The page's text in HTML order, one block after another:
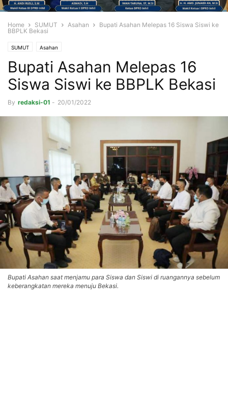
Home SUMUT Asahan
Bupati Asahan Melepas 16 Siswa Siswi ke
BBPLK Bekasi
SUMUT Asahan
Bupati Asahan Melepas 16
Siswa Siswi ke BBPLK Bekasi
By redaksi-01 - 20/01/2022
Bupati Asahan saat menjamu para Siswa dan Siswi di ruangannya sebelum
keberangkatan mereka menuju Bekasi.